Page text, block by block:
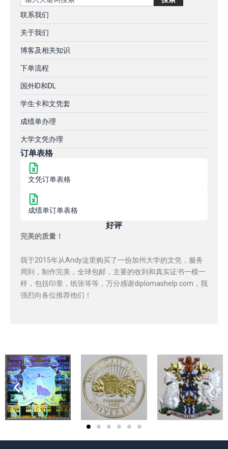
联系我们
关于我们
博客及相关知识
下单流程
国外ID和DL
学生卡和文凭套
成绩单办理
大学文凭办理
订单表格
文凭订单表格
成绩单订单表格
好评
完美的质量！
我于2015年从Andy这里购买了一份加州大学的文凭，服务
周到，制作完美，全球包邮，主要的收到和真实证书一模一
样，包括印章，纸张等等，万分感谢diplomashelp.com，我
强烈向各位推荐他们！